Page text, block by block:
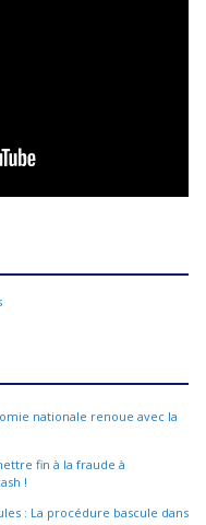
nationale renoue avec la
fin à la fraude à
!
: La procédure bascule dans